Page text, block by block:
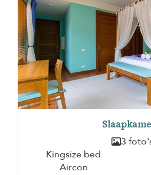
3
Kingsize bed
Aircon